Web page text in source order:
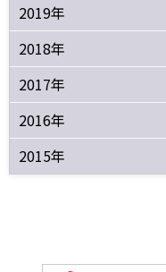
2019年
2018年
2017年
2016年
2015年